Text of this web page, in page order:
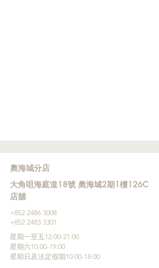
奧海城分店
大角咀海庭道18號 奧海城2期1樓126C
店舖
+852 ‭2486 3008
+852 2483 3301
星期一至五12:00-21:00
星期六10:00-19:00
星期日及法定假期10:00-18:00